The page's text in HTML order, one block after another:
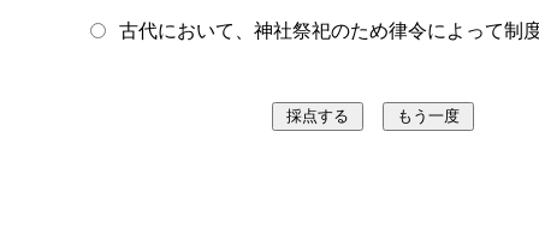
古代において、神社祭祀のため律令によって制